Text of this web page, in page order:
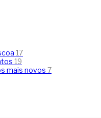
17
19
mais novos 7